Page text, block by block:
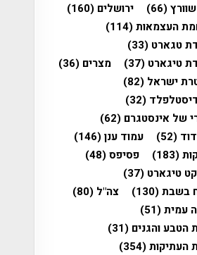
שוורץ(66) ירושלים (160)
העצמאות(114)
טגארט (33)
טיגארט (37) מצרים (36)
ישראל (82)
(32)
של אינסטגרם (62)
(52) עמוד ענן(146)
(183) פסיפס(48)
טיגארט (37)
בשבת(130) צה"ל (80)
עמית(51)
הטבע והגנים (31)
העתיקות(354)